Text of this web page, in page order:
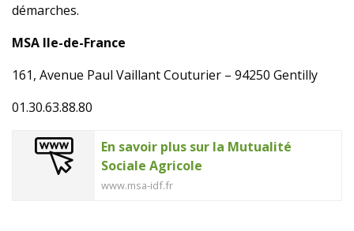
démarches.
MSA Ile-de-France
161, Avenue Paul Vaillant Couturier – 94250 Gentilly
01.30.63.88.80
En savoir plus sur la Mutualité
Sociale Agricole
www.msa-idf.fr